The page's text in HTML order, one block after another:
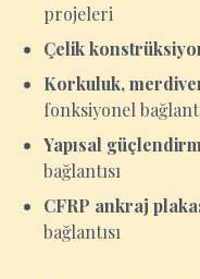
projeleri
Çelik
Korkuluk,
fonksiyonel
Yapısal
bağlantısı
CFRP ankraj
bağlantısı